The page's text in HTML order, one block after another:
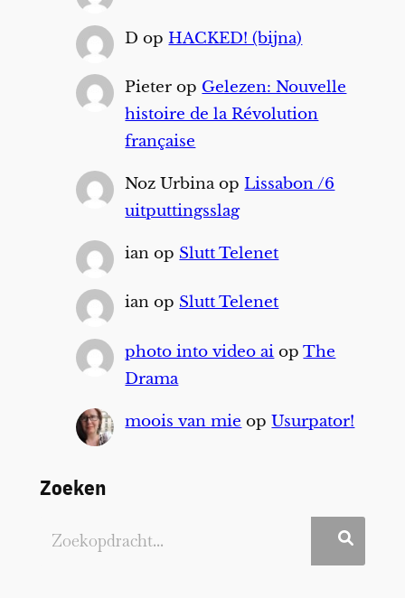
D opHACKED! (bijna)
Pieter op Gelezen: Nouvelle
histoire de la Révolution
française
Noz UrbinaopLissabon /6
uitputtingsslag
ian op Slutt Telenet
ian op Slutt Telenet
photo into video ai opThe
Drama
moois van mie opUsurpator!
Zoeken